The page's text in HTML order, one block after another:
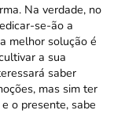
Na verdade, no
se-ão a
melhor solução é
a sua
saber
mas sim ter
o presente, sabe